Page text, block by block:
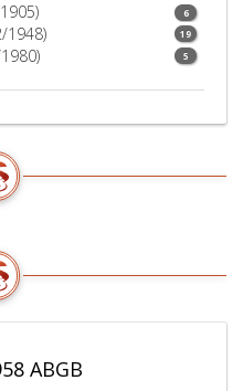
6
1948) 19
5
ABGB